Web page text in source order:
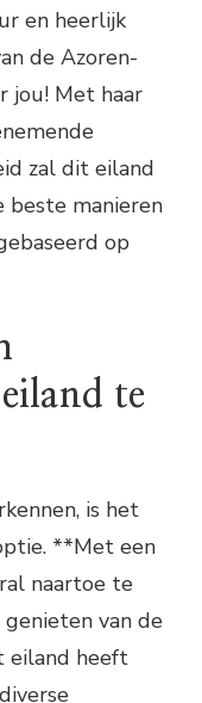
en heerlijk
de Azoren-
jou! Met haar
zal dit eiland
beste manieren
op
te
is het
**Met een
naartoe te
van de
eiland heeft